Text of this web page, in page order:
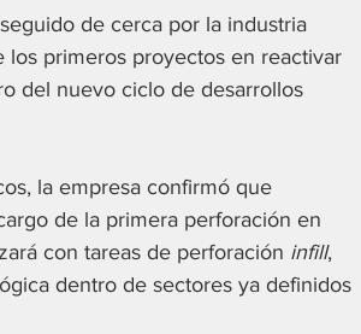
de cerca por la industria
primeros proyectos en reactivar
del nuevo ciclo de desarrollos
la empresa confirmó que
de la primera perforación en
con tareas de perforación infill,
dentro de sectores ya definidos